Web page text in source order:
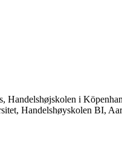
Handelshøjskolen i
Handelshøyskolen BI,